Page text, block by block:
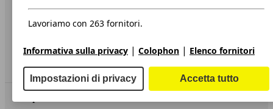
Dichiarazione di Accessibilità
Servizi
Area rivenditori
Lavoriamo con 263 fornitori.
Informativa sulla privacy | Colophon | Elenco fornitori
Impostazioni di privacy Accetta tutto